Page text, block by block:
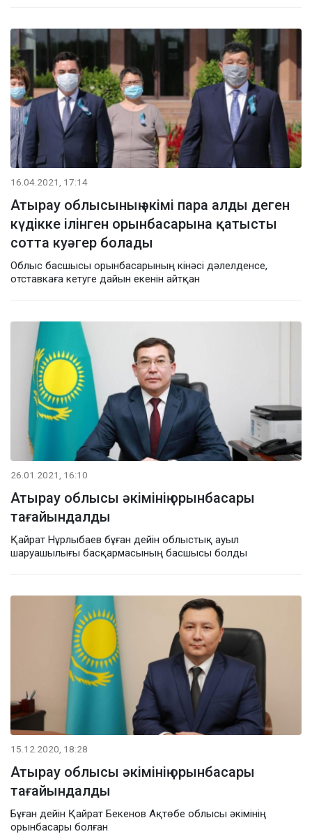
16.04.2021, 17:14
Атырау облысының әкімі пара алды деген
күдікке ілінген орынбасарына қатысты
сотта куәгер болады
Облыс басшысы орынбасарының кінәсі дәлелденсе,
отставкаға кетуге дайын екенін айтқан
26.01.2021, 16:10
Атырау облысы әкімінің орынбасары
тағайындалды
Қайрат Нұрлыбаев бұған дейін облыстық ауыл
шаруашылығы басқармасының басшысы болды
15.12.2020, 18:28
Атырау облысы әкімінің орынбасары
тағайындалды
Бұған дейін Қайрат Бекенов Ақтөбе облысы әкімінің
орынбасары болған